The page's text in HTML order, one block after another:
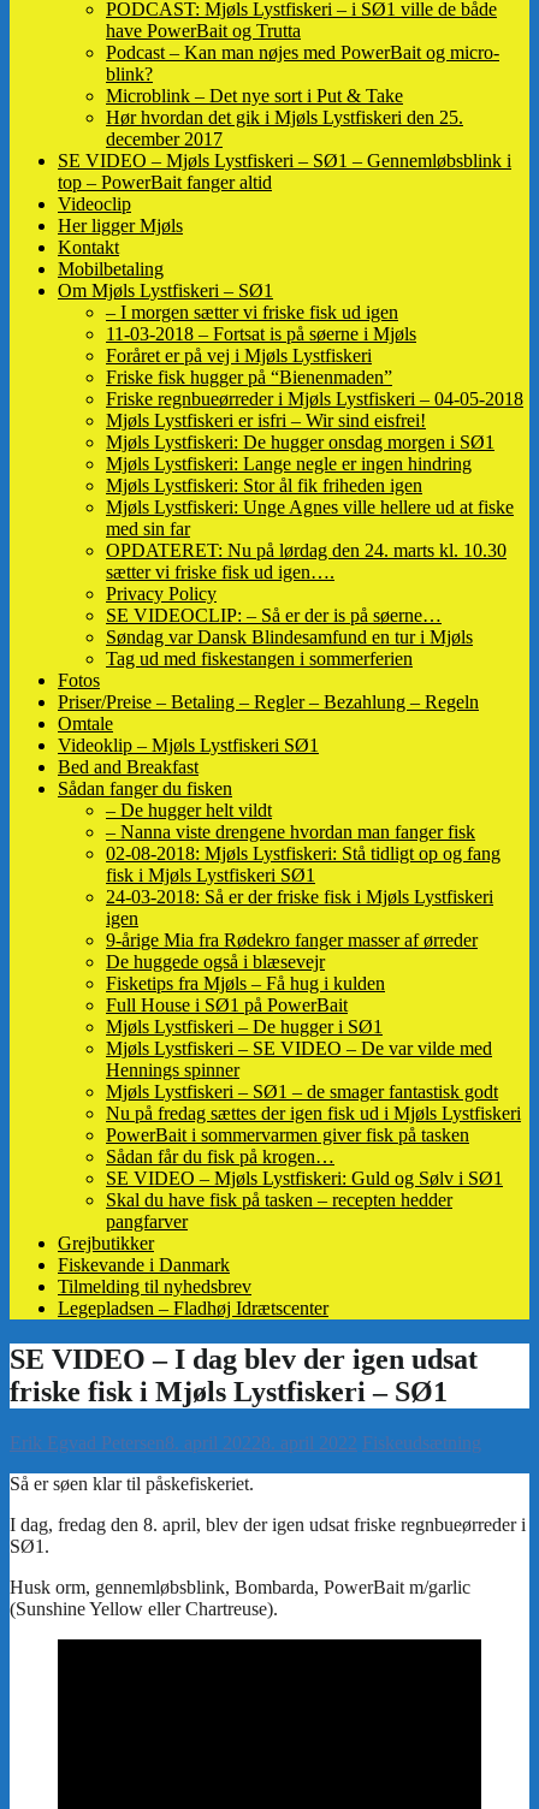
PODCAST: Mjøls Lystfiskeri – i SØ1 ville de både
have PowerBait og Trutta
Podcast – Kan man nøjes med PowerBait og micro-
blink?
Microblink – Det nye sort i Put & Take
Hør hvordan det gik i Mjøls Lystfiskeri den 25.
december 2017
SE VIDEO – Mjøls Lystfiskeri – SØ1 – Gennemløbsblink i
top – PowerBait fanger altid
Videoclip
Her ligger Mjøls
Kontakt
Mobilbetaling
Om Mjøls Lystfiskeri – SØ1
– I morgen sætter vi friske fisk ud igen
11-03-2018 – Fortsat is på søerne i Mjøls
Foråret er på vej i Mjøls Lystfiskeri
Friske fisk hugger på “Bienenmaden”
Friske regnbueørreder i Mjøls Lystfiskeri – 04-05-2018
Mjøls Lystfiskeri er isfri – Wir sind eisfrei!
Mjøls Lystfiskeri: De hugger onsdag morgen i SØ1
Mjøls Lystfiskeri: Lange negle er ingen hindring
Mjøls Lystfiskeri: Stor ål fik friheden igen
Mjøls Lystfiskeri: Unge Agnes ville hellere ud at fiske
med sin far
OPDATERET: Nu på lørdag den 24. marts kl. 10.30
sætter vi friske fisk ud igen….
Privacy Policy
SE VIDEOCLIP: – Så er der is på søerne…
Søndag var Dansk Blindesamfund en tur i Mjøls
Tag ud med fiskestangen i sommerferien
Fotos
Priser/Preise – Betaling – Regler – Bezahlung – Regeln
Omtale
Videoklip – Mjøls Lystfiskeri SØ1
Bed and Breakfast
Sådan fanger du fisken
– De hugger helt vildt
– Nanna viste drengene hvordan man fanger fisk
02-08-2018: Mjøls Lystfiskeri: Stå tidligt op og fang
fisk i Mjøls Lystfiskeri SØ1
24-03-2018: Så er der friske fisk i Mjøls Lystfiskeri
igen
9-årige Mia fra Rødekro fanger masser af ørreder
De huggede også i blæsevejr
Fisketips fra Mjøls – Få hug i kulden
Full House i SØ1 på PowerBait
Mjøls Lystfiskeri – De hugger i SØ1
Mjøls Lystfiskeri – SE VIDEO – De var vilde med
Hennings spinner
Mjøls Lystfiskeri – SØ1 – de smager fantastisk godt
Nu på fredag sættes der igen fisk ud i Mjøls Lystfiskeri
PowerBait i sommervarmen giver fisk på tasken
Sådan får du fisk på krogen…
SE VIDEO – Mjøls Lystfiskeri: Guld og Sølv i SØ1
Skal du have fisk på tasken – recepten hedder
pangfarver
Grejbutikker
Fiskevande i Danmark
Tilmelding til nyhedsbrev
Legepladsen – Fladhøj Idrætscenter
Erik Egvad Petersen8. april 20228. april 2022 Fiskeudsætning